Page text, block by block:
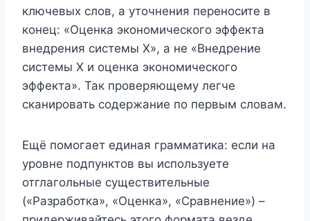
ключевых слов, а уточнения переносите в
конец: «Оценка экономического эффекта
внедрения системы X», а не «Внедрение
системы X и оценка экономического
эффекта». Так проверяющему легче
сканировать содержание по первым словам.
Ещё помогает единая грамматика: если на
уровне подпунктов вы используете
отглагольные существительные
(«Разработка», «Оценка», «Сравнение») –